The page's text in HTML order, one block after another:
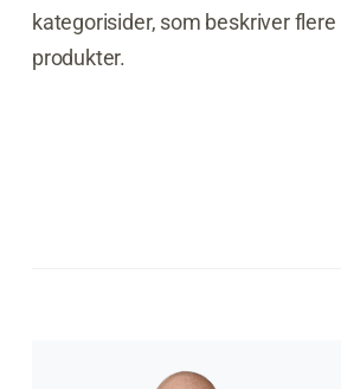
kategorisider, som beskriver
produkter.